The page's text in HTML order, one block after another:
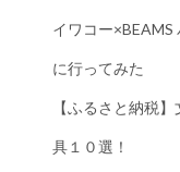
イワコー×BEAMS
に行ってみた
【ふるさと納税
具１０選！